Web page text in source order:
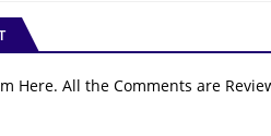
Here. All the Comments are